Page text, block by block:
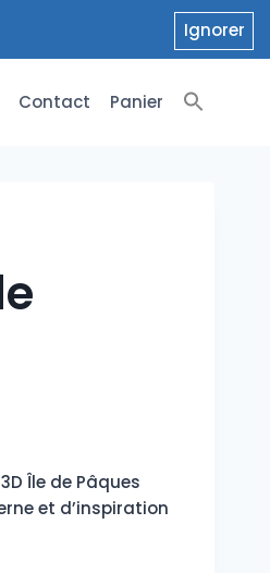
Ignorer
Contact Panier
Île de Pâques
et d’inspiration